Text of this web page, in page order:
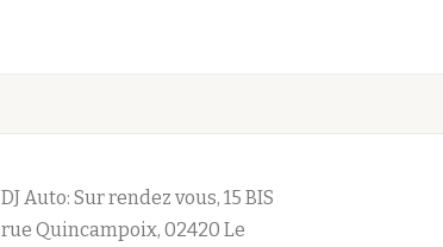
DJ Auto: Sur rendez vous, 15 BIS
rue Quincampoix, 02420 Le